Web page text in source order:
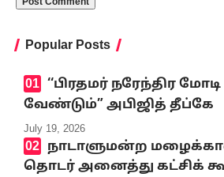
Popular Posts
‘‘பிரதமர் நரேந்திர
வேண்டும்” அபிஜித் தீப்கே
July 19, 2026
நாடாளுமன்ற
தொடர் அனைத்து கட்சிக்